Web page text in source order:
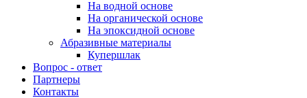
На водной основе
На органической основе
На эпоксидной основе
Абразивные материалы
Купершлак
Вопрос - ответ
Партнеры
Контакты